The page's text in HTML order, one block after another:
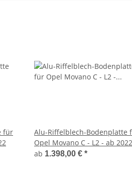
für
Alu-Riffelblech-Bodenplatte
Opel Movano C - L2 - ab 2022
ab 1.398,00 € *